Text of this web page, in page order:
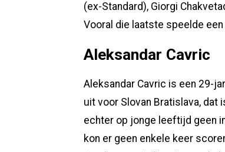
(ex-Standard), Giorgi
Vooral die laatste speelde
Aleksandar Cavric
Aleksandar Cavric is een 29-
uit voor Slovan Bratislava, dat
echter op jonge leeftijd geen
kon er geen enkele keer